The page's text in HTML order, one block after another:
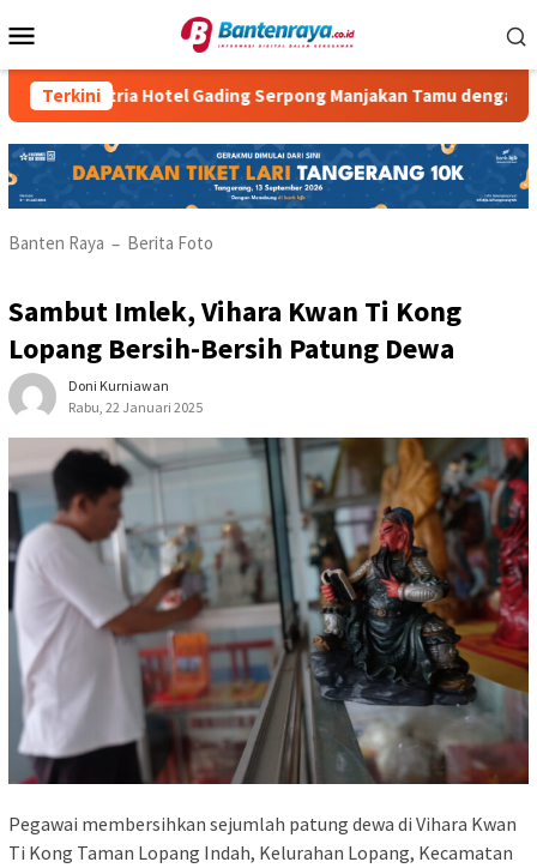
ke
Mobile
Terkini
Atria Hotel Gading Serpong Manjakan Tamu dengan Robot
Banten Raya – Berita Foto
Sambut Imlek, Vihara Kwan Ti Kong
Lopang Bersih-Bersih Patung Dewa
Doni Kurniawan
Rabu, 22 Januari 2025
Pegawai membersihkan sejumlah patung dewa di Vihara Kwan
Ti Kong Taman Lopang Indah, Kelurahan Lopang, Kecamatan